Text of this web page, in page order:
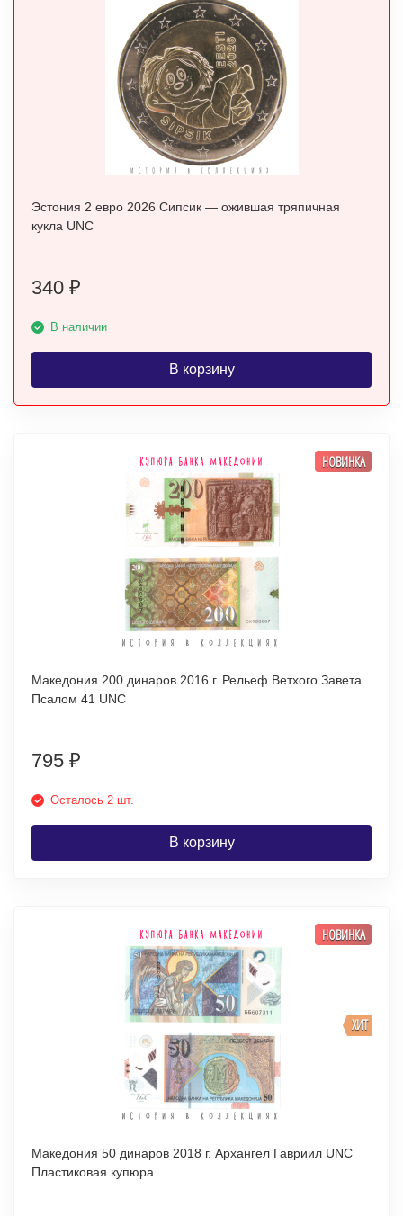
Эстония 2 евро 2026 Сипсик — ожившая тряпичная
кукла UNC
340 ₽
В наличии
В корзину
НОВИНКА
Македония 200 динаров 2016 г. Рельеф Ветхого Завета.
Псалом 41 UNC
795 ₽
Осталось 2 шт.
В корзину
ХИТ
НОВИНКА
Македония 50 динаров 2018 г. Архангел Гавриил UNC
Пластиковая купюра